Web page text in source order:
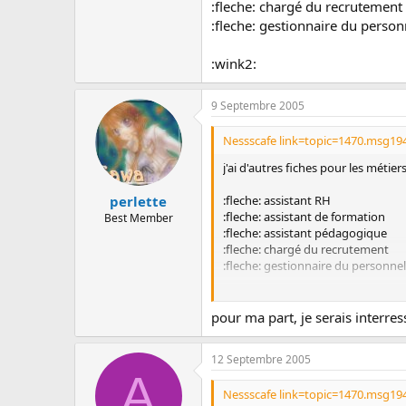
spécialisation en ressources
Plus encore que des études
Quel salaire ?
Selon l'Agence pour l'emploi des
bien atteindre 150 000 ¤...
Quelles qualités ?
De l'écoute, beaucoup de
juste équilibre entre la réflexion
Quelle évolution possible ?
administratif et financier ou
en free-lance dans ce domaine.
:fleche: chargé du recrutement
:fleche: gestionnaire du
:wink2:
perlette
Best Member
9 Septembre 2005
Nessscafe
j'ai d'autres fiches pour les
:fleche: assistant RH
:fleche: assistant de formation
:fleche: assistant pédagogique
:fleche: chargé du recrutement
:fleche: gestionnaire du personnel
pour ma part, je serais
12 Septembre 2005
Nessscafe